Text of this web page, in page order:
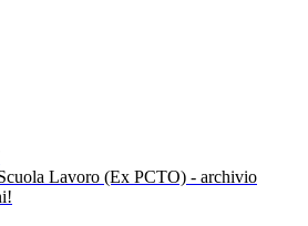
Lavoro (Ex PCTO) - archivio